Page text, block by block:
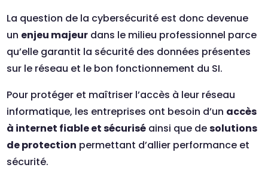
La question de la cybersécurité est donc devenue
un enjeu majeur dans le milieu professionnel parce
qu’elle garantit la sécurité des données présentes
sur le réseau et le bon fonctionnement du SI.
Pour protéger et maîtriser l’accès à leur réseau
informatique, les entreprises ont besoin d’un accès
à internet fiable et sécurisé ainsi que desolutions
de protection permettant d’allier performance et
sécurité.